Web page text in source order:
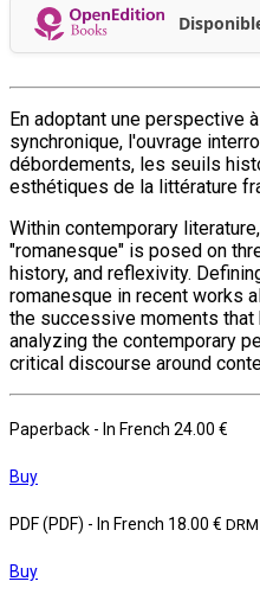
En adoptant une perspective
synchronique, l'ouvrage
débordements, les seuils
esthétiques de la littérature
Within contemporary
"romanesque" is posed on
history, and reflexivity.
romanesque in recent works
the successive moments that
analyzing the contemporary
critical discourse around
Paperback - In French 24.00 €
Buy
PDF (PDF) - In French 18.00 €
Buy